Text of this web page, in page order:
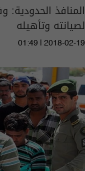
المنافذ
لصيانته وتأهيله
01:49 | 2018-02-19